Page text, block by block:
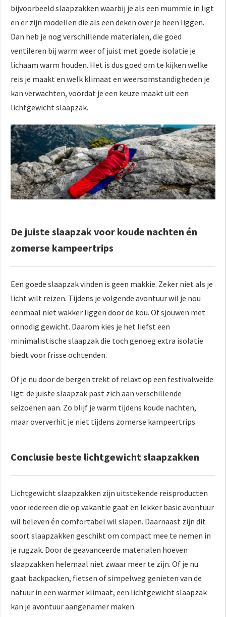
bijvoorbeeld slaapzakken waarbij je als een mummie in ligt
en er zijn modellen die als een deken over je heen liggen.
Dan heb je nog verschillende materialen, die goed
ventileren bij warm weer of juist met goede isolatie je
lichaam warm houden. Het is dus goed om te kijken welke
reis je maakt en welk klimaat en weersomstandigheden je
kan verwachten, voordat je een keuze maakt uit een
lichtgewicht slaapzak.
De juiste slaapzak voor koude nachten én
zomerse kampeertrips
Een goede slaapzak vinden is geen makkie. Zeker niet als je
licht wilt reizen. Tijdens je volgende avontuur wil je nou
eenmaal niet wakker liggen door de kou. Of sjouwen met
onnodig gewicht. Daarom kies je het liefst een
minimalistische slaapzak die toch genoeg extra isolatie
biedt voor frisse ochtenden.
Of je nu door de bergen trekt of relaxt op een festivalweide
ligt: de juiste slaapzak past zich aan verschillende
seizoenen aan. Zo blijf je warm tijdens koude nachten,
maar oververhit je niet tijdens zomerse kampeertrips.
Conclusie beste lichtgewicht slaapzakken
Lichtgewicht slaapzakken zijn uitstekende reisproducten
voor iedereen die op vakantie gaat en lekker basic avontuur
wil beleven én comfortabel wil slapen. Daarnaast zijn dit
soort slaapzakken geschikt om compact mee te nemen in
je rugzak. Door de geavanceerde materialen hoeven
slaapzakken helemaal niet zwaar meer te zijn. Of je nu
gaat backpacken, fietsen of simpelweg genieten van de
natuur in een warmer klimaat, een lichtgewicht slaapzak
kan je avontuur aangenamer maken.